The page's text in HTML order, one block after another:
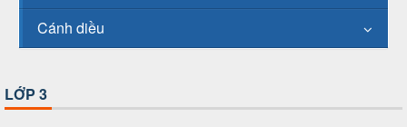
Cánh diều
LỚP 3